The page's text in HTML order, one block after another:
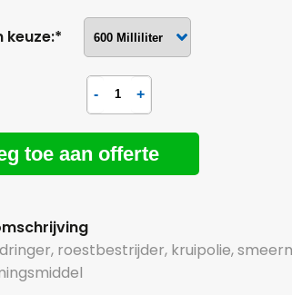
keuze:*
toe aan offerte
roestbestrijder, kruipolie,